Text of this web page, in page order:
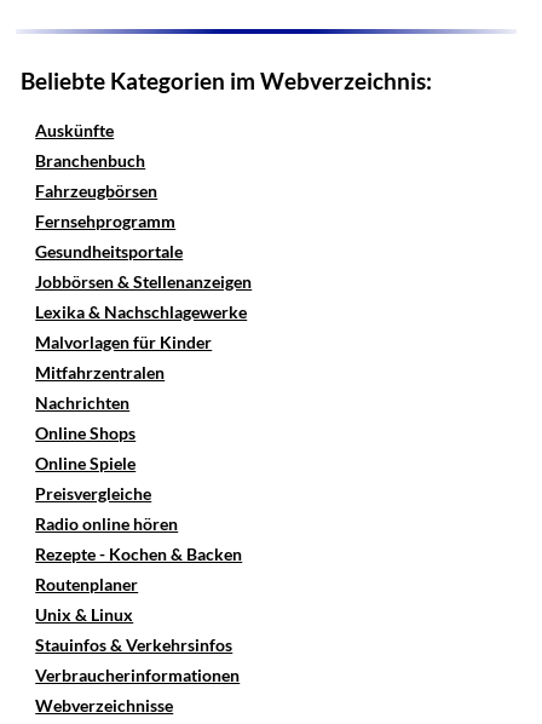
Beliebte Kategorien im Webverzeichnis:
Auskünfte
Branchenbuch
Fahrzeugbörsen
Fernsehprogramm
Gesundheitsportale
Jobbörsen & Stellenanzeigen
Lexika & Nachschlagewerke
Malvorlagen für Kinder
Mitfahrzentralen
Nachrichten
Online Shops
Online Spiele
Preisvergleiche
Radio online hören
Rezepte - Kochen & Backen
Routenplaner
Unix & Linux
Stauinfos & Verkehrsinfos
Verbraucherinformationen
Webverzeichnisse